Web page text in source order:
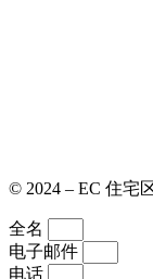
© 2024 – EC 住宅
全名
电子邮件
电话